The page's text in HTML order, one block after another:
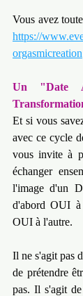
https://
orgasmicreation
Un "Date
Et si vous
avec ce cycle
vous invite à
échanger
l'image d'un
d'abord OUI à
OUI à l'autre.
Il ne s'agit pas
de prétendre
pas. Il s'agit